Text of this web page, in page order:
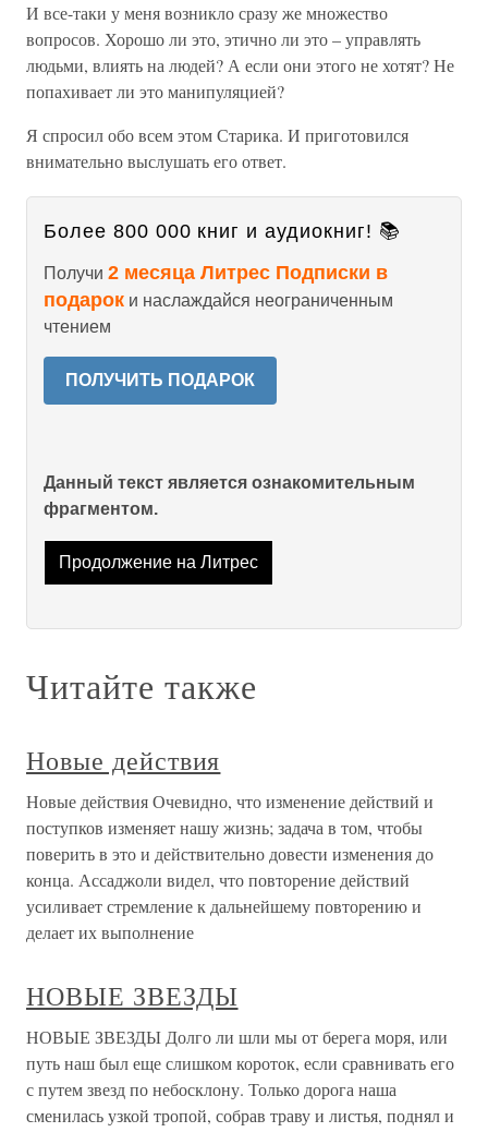
И все-таки у меня возникло сразу же множество
вопросов. Хорошо ли это, этично ли это – управлять
людьми, влиять на людей? А если они этого не хотят? Не
попахивает ли это манипуляцией?
Я спросил обо всем этом Старика. И приготовился
внимательно выслушать его ответ.
Более 800 000 книг и аудиокниг! 📚
Получи 2 месяца Литрес Подписки в
подарок и наслаждайся неограниченным
чтением
ПОЛУЧИТЬ ПОДАРОК
Данный текст является ознакомительным
фрагментом.
Продолжение на Литрес
Читайте также
Новые действия
Новые действия Очевидно, что изменение действий и
поступков изменяет нашу жизнь; задача в том, чтобы
поверить в это и действительно довести изменения до
конца. Ассаджоли видел, что повторение действий
усиливает стремление к дальнейшему повторению и
делает их выполнение
НОВЫЕ ЗВЕЗДЫ
НОВЫЕ ЗВЕЗДЫ Долго ли шли мы от берега моря, или
путь наш был еще слишком короток, если сравнивать его
с путем звезд по небосклону. Только дорога наша
сменилась узкой тропой, собрав траву и листья, поднял и